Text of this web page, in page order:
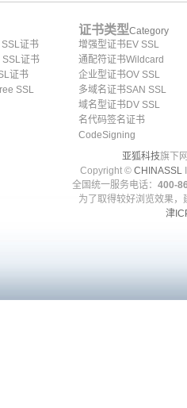
证书
SSL证书
证书
SSL
证书类型Category
增强型证书EV SSL
通配符证书Wildcard
企业型证书OV SSL
多域名证书SAN SSL
域名型证书DV SSL
名代码签名证书
CodeSigning
亚狐科技旗下
Copyright © CHINASSL
全国统一服务电话： 400-
为了取得较好浏览效果
津